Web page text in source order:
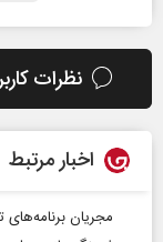
نظرات
اخبار مرتبط
مجریان برنامه‌های